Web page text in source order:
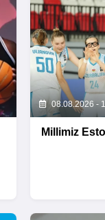
08.08.2026 -
Millimiz